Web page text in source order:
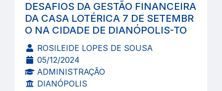
DESAFIOS DA GESTÃO FINANCEIRA
DA CASA LOTÉRICA 7 DE SETEMBR
O NA CIDADE DE DIANÓPOLIS-TO
ROSILEIDE LOPES DE SOUSA
05/12/2024
ADMINISTRAÇÃO
DIANÓPOLIS